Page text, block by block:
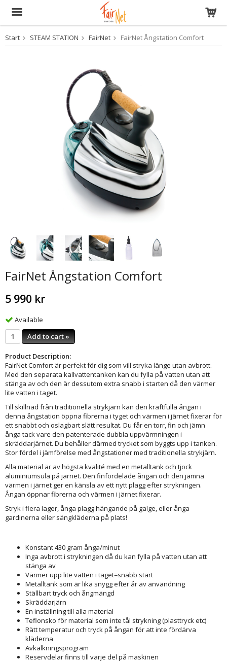
The product has been added to your cart
Start STEAM STATION FairNet FairNet Ångstation Comfort
FairNet Ångstation Comfort
5 990 kr
Available
Add to cart »
Product Description:
FairNet Comfort är perfekt för dig som vill stryka länge utan avbrott.
Med den separata kallvattentanken kan du fylla på vatten utan att
stänga av och den är dessutom extra snabb i starten då den värmer
lite vatten i taget.
Till skillnad från traditionella strykjärn kan den kraftfulla ångan i
denna ångstation öppna fibrerna i tyget och värmen i järnet fixerar för
ett snabbt och oslagbart slätt resultat. Du får en torr, fin och jämn
ånga tack vare den patenterade dubbla uppvärmningen i
skräddarjärnet. Du behåller därmed trycket som byggts upp i tanken.
Stor fördel i jämförelse med ångstationer med traditionella strykjärn.
Alla material är av högsta kvalité med en metalltank och tjock
aluminiumsula på järnet. Den finfördelade ångan och den jämna
värmen i järnet ger en känsla av ett nytt plagg efter strykningen.
Ångan öppnar fibrerna och värmen i järnet fixerar.
Stryk i flera lager, ånga plagg hängande på galge, eller ånga
gardinerna eller sängkläderna på plats!
Konstant 430 gram ånga/minut
Inga avbrott i strykningen då du kan fylla på vatten utan att
stänga av
Värmer upp lite vatten i taget=snabb start
Metalltank som är lika snygg efter år av användning
Ställbart tryck och ångmängd
Skräddarjärn
En inställning till alla material
Teflonsko för material som inte tål strykning (plasttryck etc)
Rätt temperatur och tryck på ångan för att inte fördärva
kläderna
Avkalkningsprogram
Reservdelar finns till varje del på maskinen